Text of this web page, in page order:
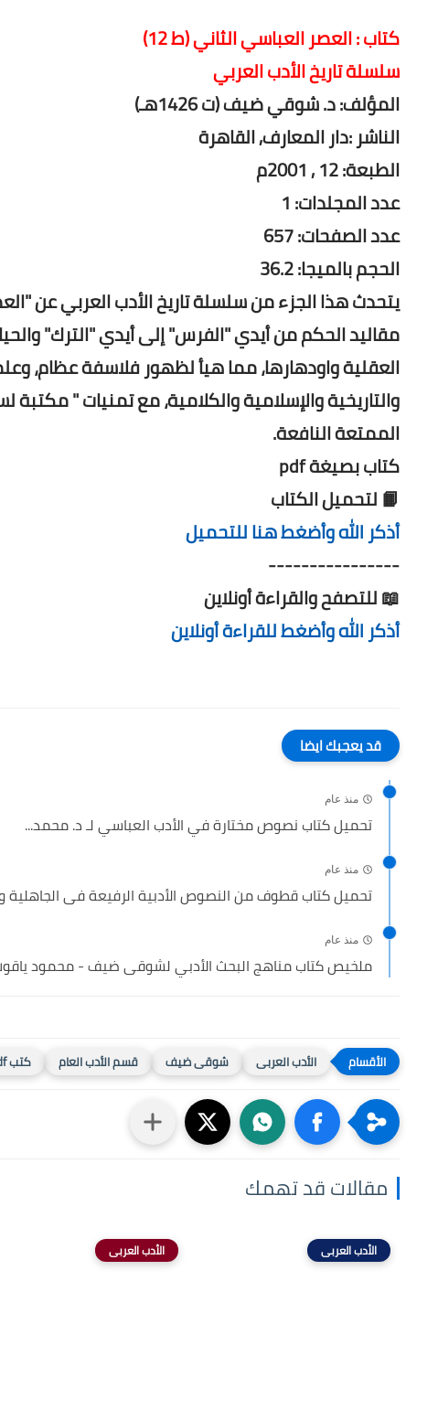
كتاب : العصر العباسي الثاني (ط 12)
سلسلة تاريخ الأدب العربي
المؤلف: د. شوقي ضيف (ت 1426هـ)
الناشر :دار المعارف, القاهرة
الطبعة: 12 , 2001م
عدد المجلدات: 1
عدد الصفحات: 657
الحجم بالميجا: 36.2
يتحدث هذا الجزء من سلسلة تاريخ الأدب العربي عن
مقاليد الحكم من أيدي "الفرس" إلى أيدي "الترك"
العقلية واودهارها، مما هيأ لظهور فلاسفة عظام،
والتاريخية والإسلامية والكلامية، مع تمنيات " مكتبة
الممتعة النافعة.
كتاب بصيغة pdf
📙 لتحميل الكتاب
أذكر الله وأضغط هنا للتحميل
----------------
📖 للتصفح والقراءة أونلاين
أذكر الله وأضغط للقراءة أونلاين
قد يعجبك ايضا
منذ عام
تحميل كتاب نصوص مختارة في الأدب العباسي لـ د. محمد...
منذ عام
تحميل كتاب قطوف من النصوص الأدبية الرفيعة فى الجاهلية
منذ عام
ملخيص كتاب مناهج البحث الأدبي لشوقى ضيف - محمود
الأدب العربى شوقى ضيف قسم الأدب العام كتب pdf
مقالات قد تهمك
الأدب العربى الأدب العربى